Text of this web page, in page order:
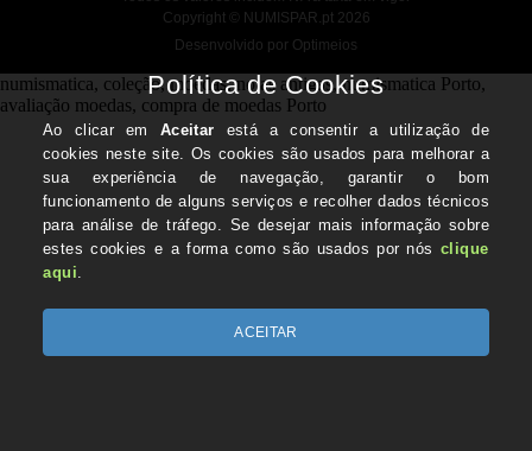
Copyright © NUMISPAR.pt 2026
Desenvolvido por Optimeios
numismatica, coleção, moedas, notas antigas, numismatica Porto,
avaliação moedas, compra de moedas Porto